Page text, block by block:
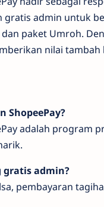
gratis admin untuk
paket Umroh.
nilai
ShopeePay?
adalah program
gratis admin?
pembayaran